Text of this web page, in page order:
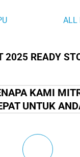
ALL
2025 READY
KAMI
UNTUK